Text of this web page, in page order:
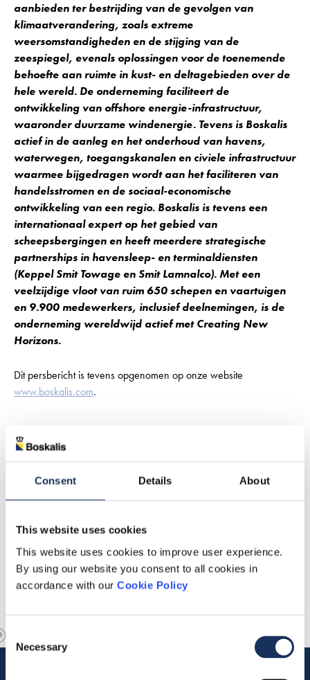
Consent Details About
This website uses cookies
This website uses cookies to improve user experience.
By using our website you consent to all cookies in
accordance with our Cookie Policy
Consent
Selection
Necessary
aanbieden ter bestrijding van de gevolgen van
klimaatverandering, zoals extreme
weersomstandigheden en de stijging van de
zeespiegel, evenals oplossingen voor de toenemende
behoefte aan ruimte in kust- en deltagebieden over de
hele wereld. De onderneming faciliteert de
ontwikkeling van offshore energie-infrastructuur,
waaronder duurzame windenergie. Tevens is Boskalis
actief in de aanleg en het onderhoud van havens,
waterwegen, toegangskanalen en civiele infrastructuur
waarmee bijgedragen wordt aan het faciliteren van
handelsstromen en desociaal-economische
ontwikkeling van een regio. Boskalis is tevens een
internationaal expert op het gebied van
scheepsbergingen en heeft meerdere strategische
partnerships in havensleep- en terminaldiensten
(Keppel SmitTowage en SmitLamnalco). Met een
veelzijdige vloot van ruim650schepen en vaartuigen
en 9.900 medewerkers, inclusief deelnemingen, is de
onderneming wereldwijd actief metCreating New
Horizons.
Dit persbericht is tevens opgenomen op onze website
www.boskalis.com.